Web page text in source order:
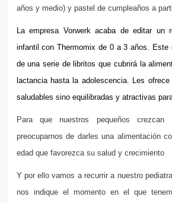
años y medio) y pastel de cumpleaños a
La empresa Vorwerk acaba de editar un
infantil con Thermomix de 0 a 3 años. Este
de una serie de libritos que cubrirá la
lactancia hasta la adolescencia. Les
saludables sino equilibradas y atractivas
Para que nuestros pequeños crezcan
preocuparnos de darles una alimentación
edad que favorezca su salud y crecimiento
Y por ello vamos a recurrir a nuestro
nos indique el momento en el que